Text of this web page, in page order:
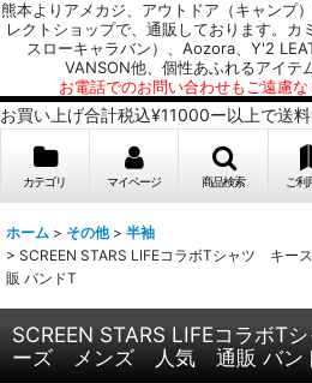
熊本よりアメカジ、アウトドア（キャンプ
レクトショップで、通販しております。
スローキャラバン）、Aozora、Y'2
VANSON他、個性あふれるアイテ
お電話でのお問い合わせもご遠慮
お買い上げ合計税込¥11000ー以上で送
カテゴリ マイページ 商品検索 ご利
ホーム > その他 > 半袖
> SCREEN STARS LIFEコラボTシャツ キ
販 バンドT
SCREEN STARS LIFEコラボT
ーズ メンズ 人気 通販 バン